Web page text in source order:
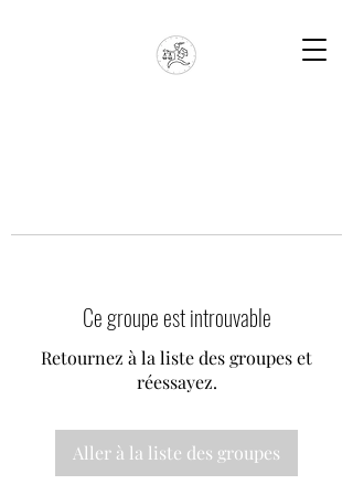
Ce groupe est introuvable
Retournez à la liste des groupes et
réessayez.
Aller à la liste des groupes